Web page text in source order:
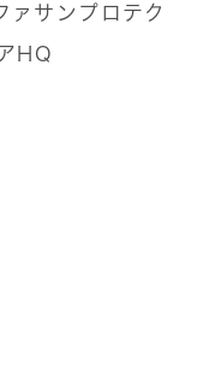
ァサンプロテク
HQ